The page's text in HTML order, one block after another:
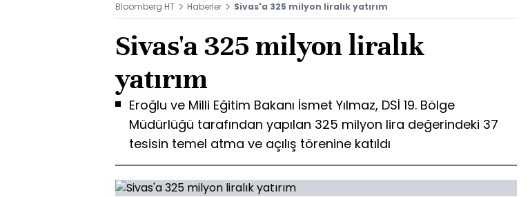
Bloomberg HT Haberler Sivas'a 325 milyon liralık yatırım
Sivas'a 325 milyon liralık
yatırım
Eroğlu ve Milli Eğitim Bakanı İsmet Yılmaz, DSİ 19. Bölge
Müdürlüğü tarafından yapılan 325 milyon lira değerindeki 37
tesisin temel atma ve açılış törenine katıldı